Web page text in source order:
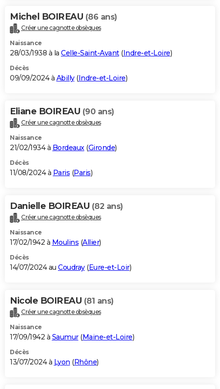
Michel BOIREAU (86 ans)
Créer une cagnotte obsèques
Naissance
28/03/1938 à la Celle-Saint-Avant(Indre-et-Loire)
Décès
09/09/2024 à Abilly(Indre-et-Loire)
Eliane BOIREAU (90 ans)
Créer une cagnotte obsèques
Naissance
21/02/1934 à Bordeaux(Gironde)
Décès
11/08/2024 à Paris (Paris)
Danielle BOIREAU (82 ans)
Créer une cagnotte obsèques
Naissance
17/02/1942 à Moulins (Allier)
Décès
14/07/2024 au Coudray(Eure-et-Loir)
Nicole BOIREAU (81 ans)
Créer une cagnotte obsèques
Naissance
17/09/1942 à Saumur(Maine-et-Loire)
Décès
13/07/2024 à Lyon (Rhône)